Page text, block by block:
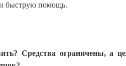
быструю помощь.
Средства ограничены, а